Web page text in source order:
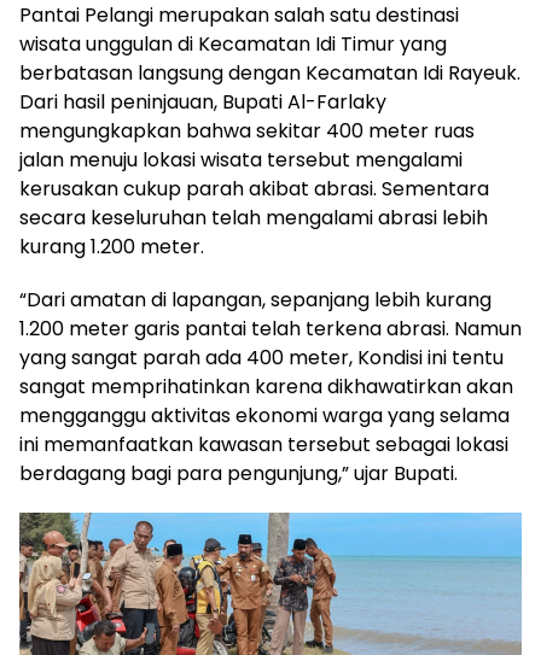
Pantai Pelangi merupakan salah satu destinasi
wisata unggulan di Kecamatan Idi Timur yang
berbatasan langsung dengan Kecamatan Idi Rayeuk.
Dari hasil peninjauan, Bupati Al-Farlaky
mengungkapkan bahwa sekitar 400 meter ruas
jalan menuju lokasi wisata tersebut mengalami
kerusakan cukup parah akibat abrasi. Sementara
secara keseluruhan telah mengalami abrasi lebih
kurang 1.200 meter.
“Dari amatan di lapangan, sepanjang lebih kurang
1.200 meter garis pantai telah terkena abrasi. Namun
yang sangat parah ada 400 meter, Kondisi ini tentu
sangat memprihatinkan karena dikhawatirkan akan
mengganggu aktivitas ekonomi warga yang selama
ini memanfaatkan kawasan tersebut sebagai lokasi
berdagang bagi para pengunjung,” ujar Bupati.